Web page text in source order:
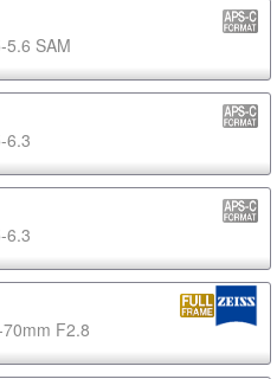
5.6 SAM
6.3
6.3
F2.8